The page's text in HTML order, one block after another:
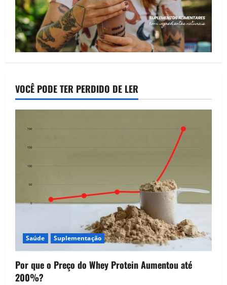
VOCÊ PODE TER PERDIDO DE LER
Saúde Suplementação
Por que o Preço do Whey Protein Aumentou até
200%?